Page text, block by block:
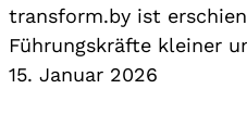
transform.by ist
Führungskräfte kleiner
15. Januar 2026